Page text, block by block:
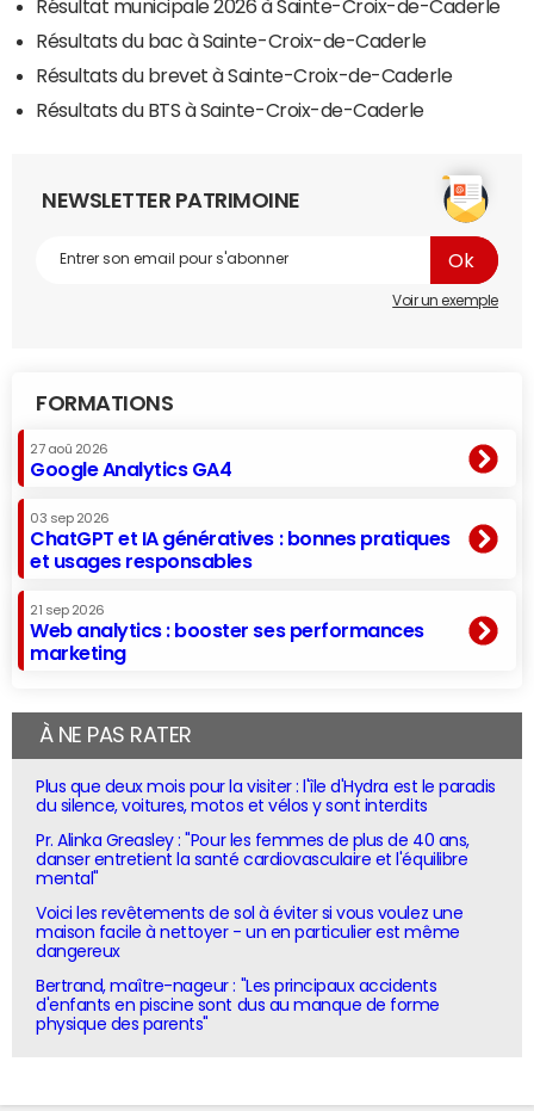
Résultat municipale 2026 à Sainte-Croix-de-Caderle
Résultats du bac à Sainte-Croix-de-Caderle
Résultats du brevet à Sainte-Croix-de-Caderle
Résultats du BTS à Sainte-Croix-de-Caderle
NEWSLETTER PATRIMOINE
Voir un exemple
FORMATIONS
27 aoû 2026
Google Analytics GA4
03 sep 2026
ChatGPT et IA génératives : bonnes pratiques
et usages responsables
21 sep 2026
Web analytics : booster ses performances
marketing
À NE PAS RATER
Plus que deux mois pour la visiter : l'île d'Hydra est le paradis
du silence, voitures, motos et vélos y sont interdits
Pr. Alinka Greasley : "Pour les femmes de plus de 40 ans,
danser entretient la santé cardiovasculaire et l'équilibre
mental"
Voici les revêtements de sol à éviter si vous voulez une
maison facile à nettoyer - un en particulier est même
dangereux
Bertrand, maître-nageur : "Les principaux accidents
d'enfants en piscine sont dus au manque de forme
physique des parents"